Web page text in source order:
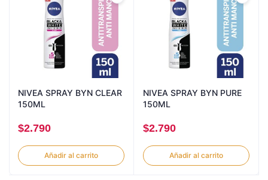
NIVEA SPRAY BYN CLEAR
150ML
$2.790
Añadir al carrito
NIVEA SPRAY BYN PURE
150ML
$2.790
Añadir al carrito